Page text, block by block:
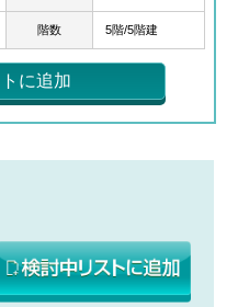
階数 5階/5階建
に追加